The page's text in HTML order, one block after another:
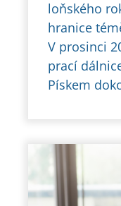
loňského
hranice
V prosinci
prací
Pískem